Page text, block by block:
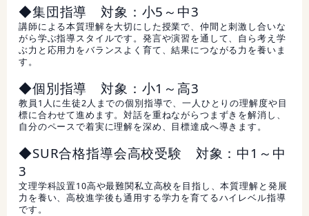
◆集団指導 対象：小5～中3
講師による本質理解を大切にした授業で、仲間と刺激し合いな
がら学ぶ指導スタイルです。発言や演習を通して、自ら考え学
ぶ力と応用力をバランスよく育て、結果につながる力を養いま
す。
◆個別指導 対象：小1～高3
教員1人に生徒2人までの個別指導で、一人ひとりの理解度や目
標に合わせて進めます。対話を重ねながらつまずきを解消し、
自分のペースで着実に理解を深め、目標達成へ導きます。
◆SUR合格指導会高校受験 対象：中1～中
3
文理学科設置10高や最難関私立高校を目指し、本質理解と発展
力を養い、高校進学後も通用する学力を育てるハイレベル指導
です。